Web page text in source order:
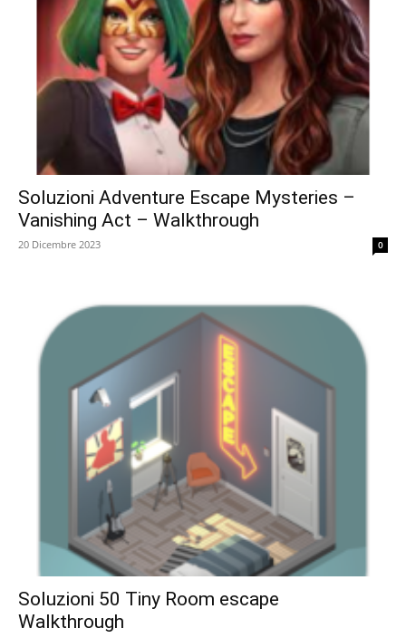
Soluzioni Adventure Escape Mysteries –
Vanishing Act – Walkthrough
20 Dicembre 2023 0
Soluzioni 50 Tiny Room escape
Walkthrough